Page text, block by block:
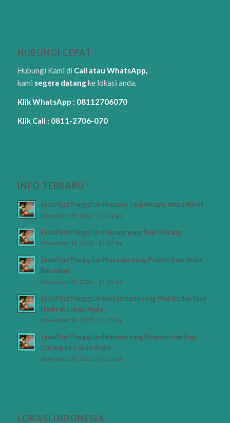
HUBUNGI CEPAT
Hubungi Kami di Call atau WhatsApp,
kami segera datangke lokasi anda.
Klik WhatsApp : 08112706070
Klik Call : 0811-2706-070
INFO TERBARU
Jasa Pijat Panggilan Manado Terpercaya Tanpa Ribet
November 19, 2025 - 11:41 am
Jasa Pijat Panggilan Kupang yang Siap Datang
November 19, 2025 - 11:37 am
Jasa Pijat Panggilan Mataram yang Praktis Saat Anda
Butuhkan
November 19, 2025 - 11:33 am
Jasa Pijat Panggilan Banjarmasin yang Praktis dan Siap
Hadir di Lokasi Anda
November 19, 2025 - 11:28 am
Jasa Pijat Panggilan Manado yang Nyaman dan Siap
Datang ke Lokasi Anda
November 19, 2025 - 11:25 am
LOKASI INDONESIA